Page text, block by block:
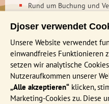
Rund um Buchung und
Kontakt / Impressum
INFORMATIONEN
Häufig gestellte Fragen
Katalog bestellen
Djoser verwendet
Unsere Website verwendet
einwandfreies Funktionieren
setzen wir analytische
Nutzeraufkommen unserer
„Alle akzeptieren“ klicken,
Marketing-Cookies zu. Diese